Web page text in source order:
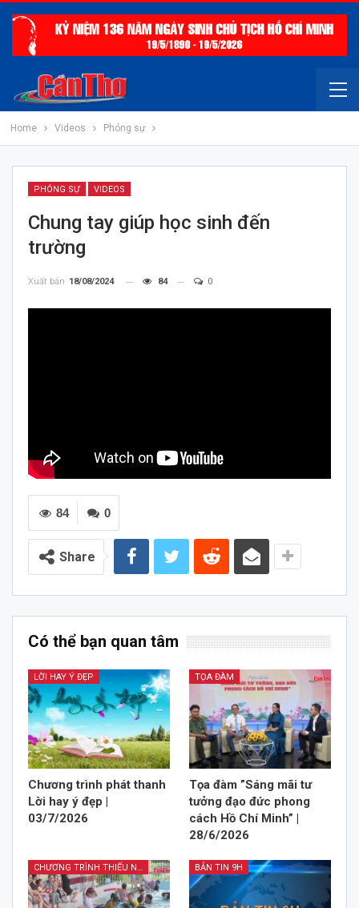
Home Videos Phóng sự
PHÓNG SỰ VIDEOS
Chung tay giúp học sinh đến
trường
Xuất bản 18/08/2024 84 0
0
84
Share
Có thể bạn quan tâm
LỜI HAY Ý ĐẸP
Chương trình phát thanh
Lời hay ý đẹp |
03/7/2026
TỌA ĐÀM
Tọa đàm ”Sáng mãi tư
tưởng đạo đức phong
cách Hồ Chí Minh” |
28/6/2026
CHƯƠNG TRÌNH THIẾU NHI BẢN TIN 9H